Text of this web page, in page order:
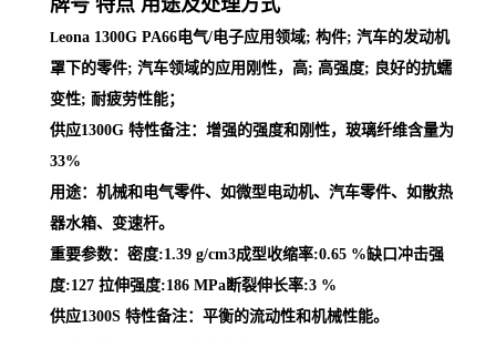
牌号 特点 用途及处理方式
Leona 1300G PA66电气/电子应用领域; 构件; 汽车的发动机
罩下的零件; 汽车领域的应用刚性，高; 高强度; 良好的抗蠕
变性; 耐疲劳性能；
供应1300G 特性备注：增强的强度和刚性，玻璃纤维含量为
33%
用途：机械和电气零件、如微型电动机、汽车零件、如散热
器水箱、变速杆。
重要参数：密度:1.39 g/cm3成型收缩率:0.65 %缺口冲击强
度:127 拉伸强度:186 MPa断裂伸长率:3 %
供应1300S 特性备注：平衡的流动性和机械性能。